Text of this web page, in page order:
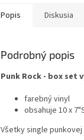
Popis Diskusia
Podrobný popis
Punk Rock - box set
farebný vinyl
obsahuje 10 x
Všetky single